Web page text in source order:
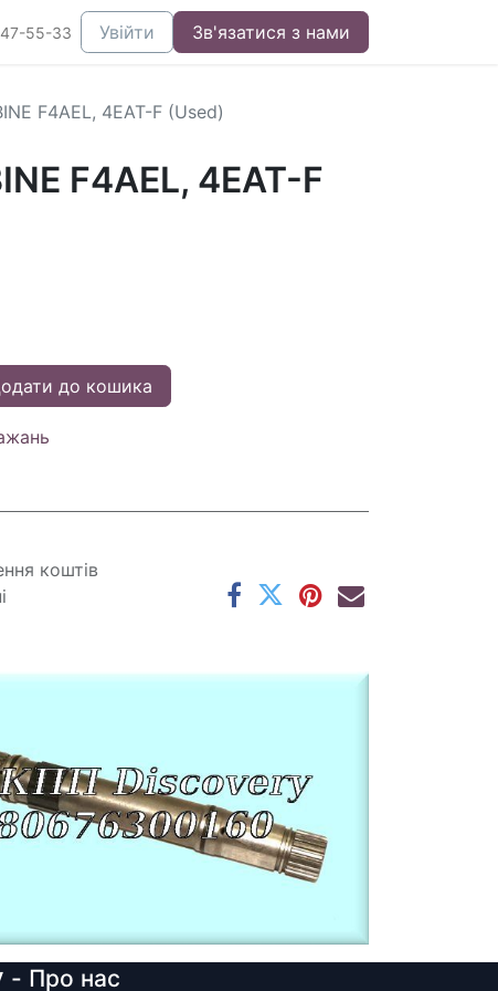
55-33 Увійти Зв'язатися з нами
F4AEL, 4EAT-F (Used)
F4AEL, 4EAT-F
до кошика
коштів
- Про нас